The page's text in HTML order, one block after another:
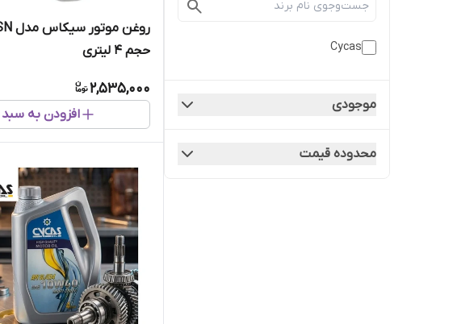
Cycas
موجودی
محدوده قیمت
حجم 4 لیتری
2,535,000
افزودن به سبد